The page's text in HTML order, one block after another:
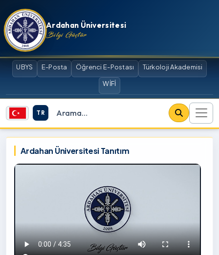
İçeriğe atla
Ardahan Üniversitesi
Bilgi Güçtür
UBYS E-Posta Öğrenci E-Postası Türkoloji Akademisi
WİFİ
TR
Site içi arama
Ardahan Üniversitesi
Ardahan Üniversitesi Tanıtım